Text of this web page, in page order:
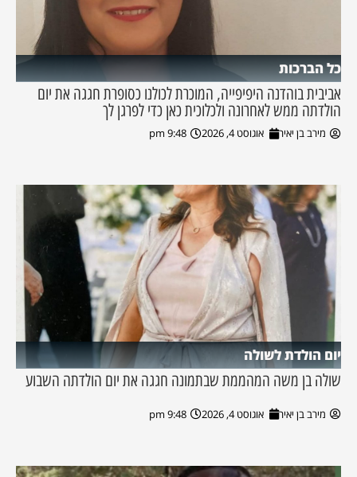
כל הברכות
אביבית בוהדנה היפיפייה, המוכרת לכולנו כסופרת חגגה את יום
הולדתה ממש לאחרונה ולכלוכית כאן כדי לפרגן לך
מירב בן יאיר אוגוסט 4, 2026 9:48 pm
יום הולדת לשולה
שולה בן משה המהממת שבתמונה חגגה את יום הולדתה השבוע
מירב בן יאיר אוגוסט 4, 2026 9:48 pm